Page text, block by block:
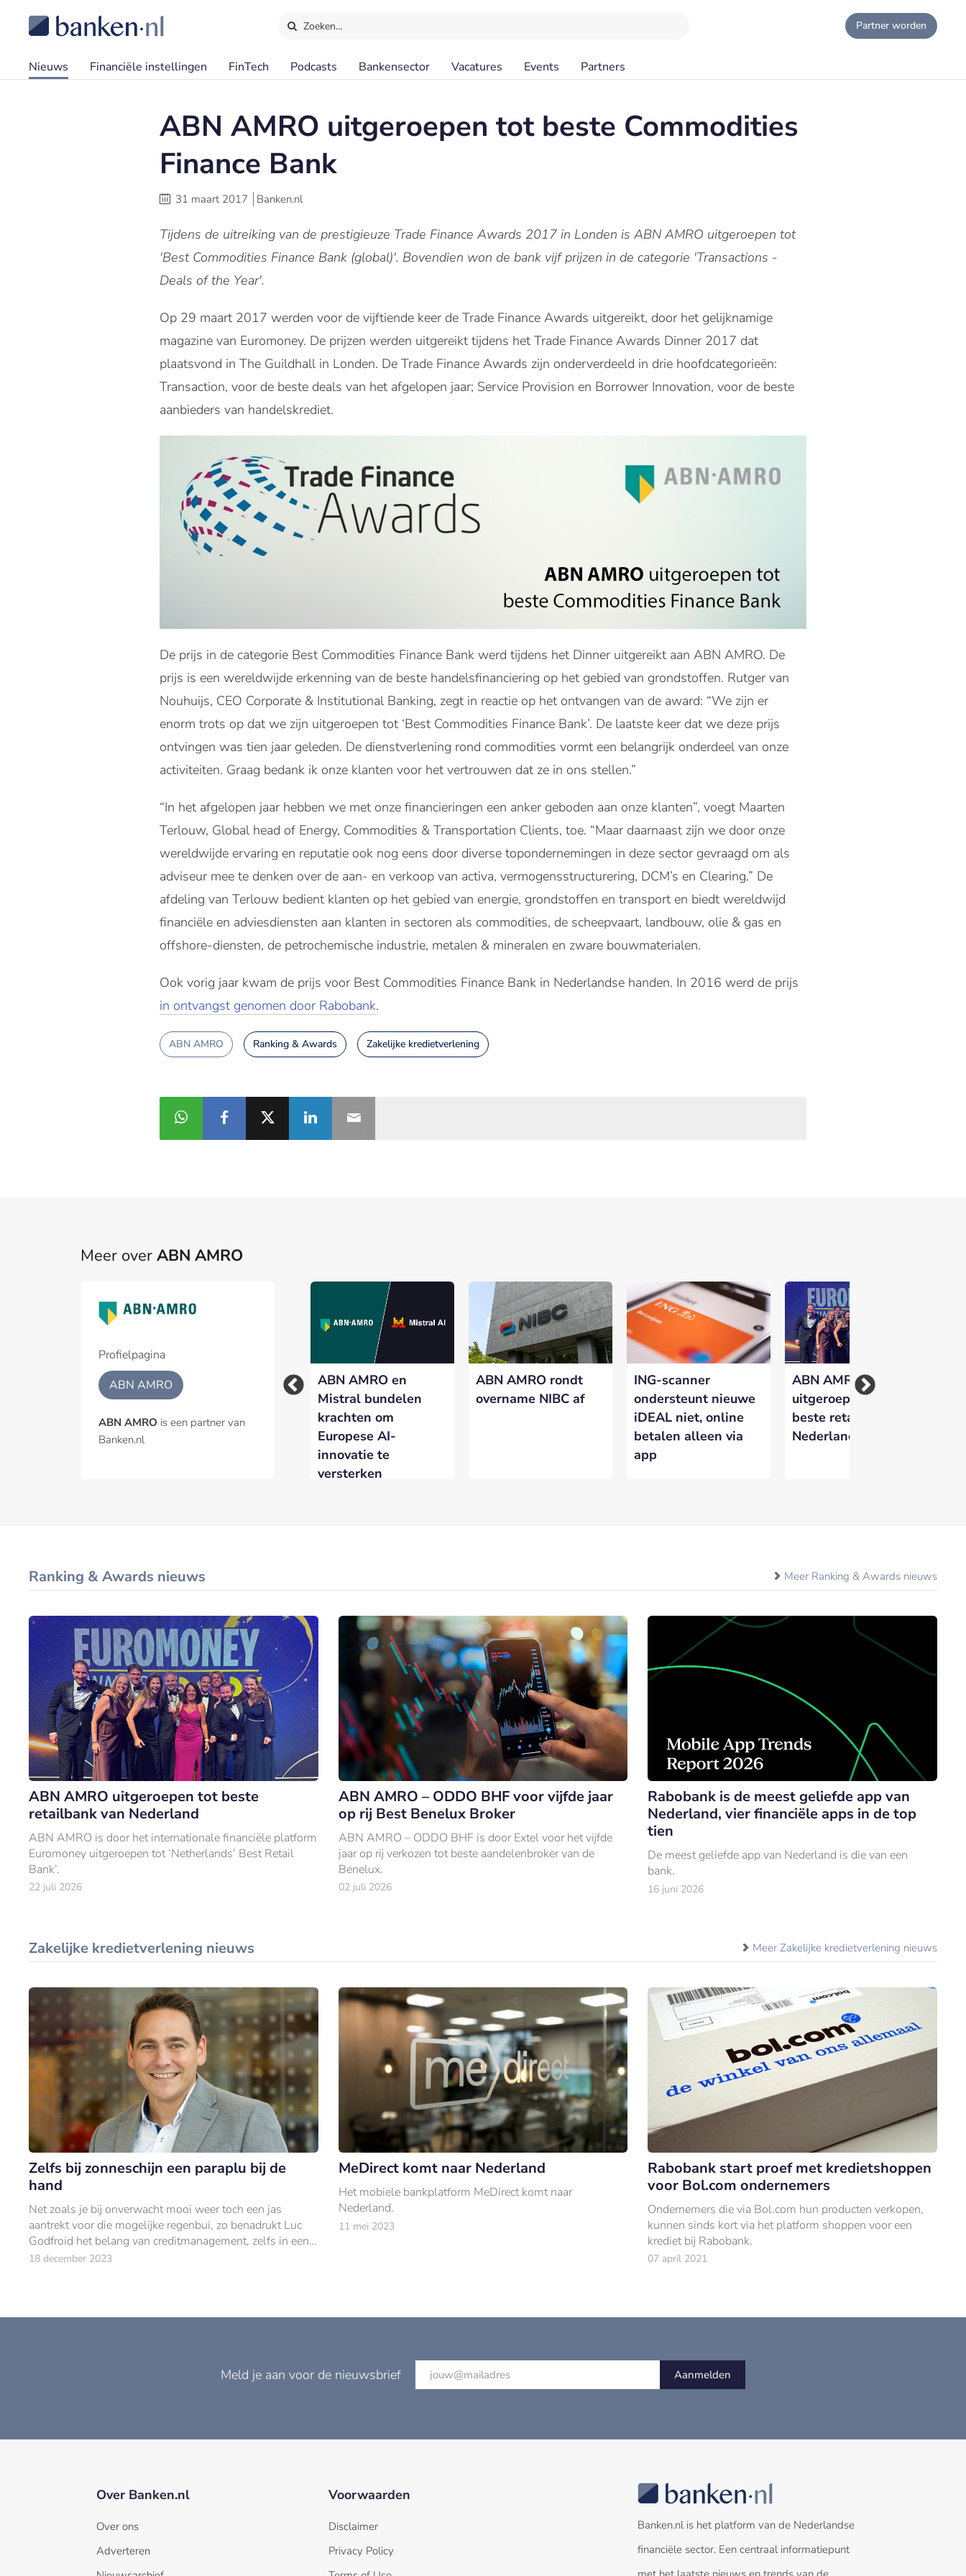
Zoeken… Partner worden
Nieuws Financiële instellingen FinTech Podcasts Bankensector Vacatures Events Partners
ABN AMRO uitgeroepen tot beste Commodities
Finance Bank
31 maart 2017 Banken.nl
Tijdens de uitreiking van de prestigieuze Trade Finance Awards 2017 in Londen is ABN AMRO uitgeroepen tot
'Best Commodities Finance Bank (global)'. Bovendien won de bank vijf prijzen in de categorie 'Transactions -
Deals of the Year'.
Op 29 maart 2017 werden voor de vijftiende keer de Trade Finance Awards uitgereikt, door het gelijknamige
magazine van Euromoney. De prijzen werden uitgereikt tijdens het Trade Finance Awards Dinner 2017 dat
plaatsvond in The Guildhall in Londen. De Trade Finance Awards zijn onderverdeeld in drie hoofdcategorieën:
Transaction, voor de beste deals van het afgelopen jaar; Service Provision en Borrower Innovation, voor de beste
aanbieders van handelskrediet.
De prijs in de categorie Best Commodities Finance Bank werd tijdens het Dinner uitgereikt aan ABN AMRO. De
prijs is een wereldwijde erkenning van de beste handelsfinanciering op het gebied van grondstoffen. Rutger van
Nouhuijs, CEO Corporate & Institutional Banking, zegt in reactie op het ontvangen van de award: “We zijn er
enorm trots op dat we zijn uitgeroepen tot ‘Best Commodities Finance Bank’. De laatste keer dat we deze prijs
ontvingen was tien jaar geleden. De dienstverlening rond commodities vormt een belangrijk onderdeel van onze
activiteiten. Graag bedank ik onze klanten voor het vertrouwen dat ze in ons stellen.”
“In het afgelopen jaar hebben we met onze financieringen een anker geboden aan onze klanten”, voegt Maarten
Terlouw, Global head of Energy, Commodities & Transportation Clients, toe. “Maar daarnaast zijn we door onze
wereldwijde ervaring en reputatie ook nog eens door diverse topondernemingen in deze sector gevraagd om als
adviseur mee te denken over de aan- en verkoop van activa, vermogensstructurering, DCM’s en Clearing.” De
afdeling van Terlouw bedient klanten op het gebied van energie, grondstoffen en transport en biedt wereldwijd
financiële en adviesdiensten aan klanten in sectoren als commodities, de scheepvaart, landbouw, olie & gas en
offshore-diensten, de petrochemische industrie, metalen & mineralen en zware bouwmaterialen.
Ook vorig jaar kwam de prijs voor Best Commodities Finance Bank in Nederlandse handen. In 2016 werd de prijs
in ontvangst genomen door Rabobank.
ABN AMRO Ranking & Awards Zakelijke kredietverlening
Meer over ABN AMRO
Profielpagina
ABN AMRO
ABN AMRO is een partner van
Banken.nl
Woningmarkt koelt
verder af nu hogere
ABN AMRO – ODDO
BHF voor vijfde jaar
op rij Best Benelux
ABN AMRO en
Mistral bundelen
krachten om
Europese AI-
innovatie te
versterken
ABN AMRO rondt
overname NIBC af
ING-scanner
ondersteunt nieuwe
iDEAL niet, online
betalen alleen via
app
ABN AMRO
uitgeroepen tot
beste retailbank van
Nederland
Ranking & Awards nieuws Meer Ranking & Awards nieuws
ABN AMRO uitgeroepen tot beste
retailbank van Nederland
ABN AMRO is door het internationale financiële platform
Euromoney uitgeroepen tot ‘Netherlands’ Best Retail
Bank’.
22 juli 2026
ABN AMRO – ODDO BHF voor vijfde jaar
op rij Best Benelux Broker
ABN AMRO – ODDO BHF is door Extel voor het vijfde
jaar op rij verkozen tot beste aandelenbroker van de
Benelux.
02 juli 2026
Rabobank is de meest geliefde app van
Nederland, vier financiële apps in de top
tien
De meest geliefde app van Nederland is die van een
bank.
16 juni 2026
Zakelijke kredietverlening nieuws Meer Zakelijke kredietverlening nieuws
Zelfs bij zonneschijn een paraplu bij de
hand
Net zoals je bij onverwacht mooi weer toch een jas
aantrekt voor die mogelijke regenbui, zo benadrukt Luc
Godfroid het belang van creditmanagement, zelfs in een
bloeiende economie.
18 december 2023
MeDirect komt naar Nederland
Het mobiele bankplatform MeDirect komt naar
Nederland.
11 mei 2023
Rabobank start proef met kredietshoppen
voor Bol.com ondernemers
Ondernemers die via Bol.com hun producten verkopen,
kunnen sinds kort via het platform shoppen voor een
krediet bij Rabobank.
07 april 2021
Meld je aan voor de nieuwsbrief Aanmelden
Over Banken.nl
Over ons
Adverteren
Voorwaarden
Disclaimer
Privacy Policy
Banken.nl is het platform van de Nederlandse
financiële sector. Een centraal informatiepunt